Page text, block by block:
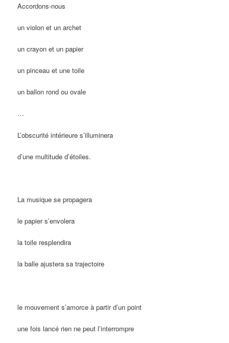
Accordons-nous
un violon et un archet
un crayon et un papier
un pinceau et une toile
un ballon rond ou ovale
…
L’obscurité intérieure s’illuminera
d’une multitude d’étoiles.
La musique se propagera
le papier s’envolera
la toile resplendira
la balle ajustera sa trajectoire
le mouvement s’amorce à partir d’un point
une fois lancé rien ne peut l’interrompre